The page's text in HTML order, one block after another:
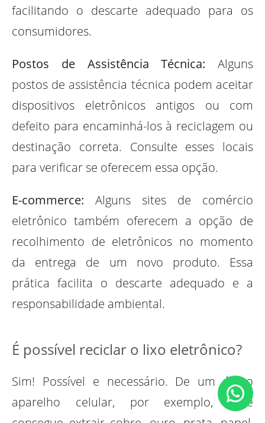
facilitando o descarte adequado para os
consumidores.
Postos de Assistência Técnica: Alguns
postos de assistência técnica podem aceitar
dispositivos eletrônicos antigos ou com
defeito para encaminhá-los à reciclagem ou
destinação correta. Consulte esses locais
para verificar se oferecem essa opção.
E-commerce: Alguns sites de comércio
eletrônico também oferecem a opção de
recolhimento de eletrônicos no momento
da entrega de um novo produto. Essa
prática facilita o descarte adequado e a
responsabilidade ambiental.
É possível reciclar o lixo eletrônico?
Sim! Possível e necessário. De um único
aparelho celular, por exemplo, você